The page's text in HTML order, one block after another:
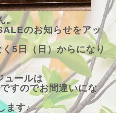
。
のお知らせをアッ
5日（日）からになり
ュールは
すのでお間違いにな
ます♪